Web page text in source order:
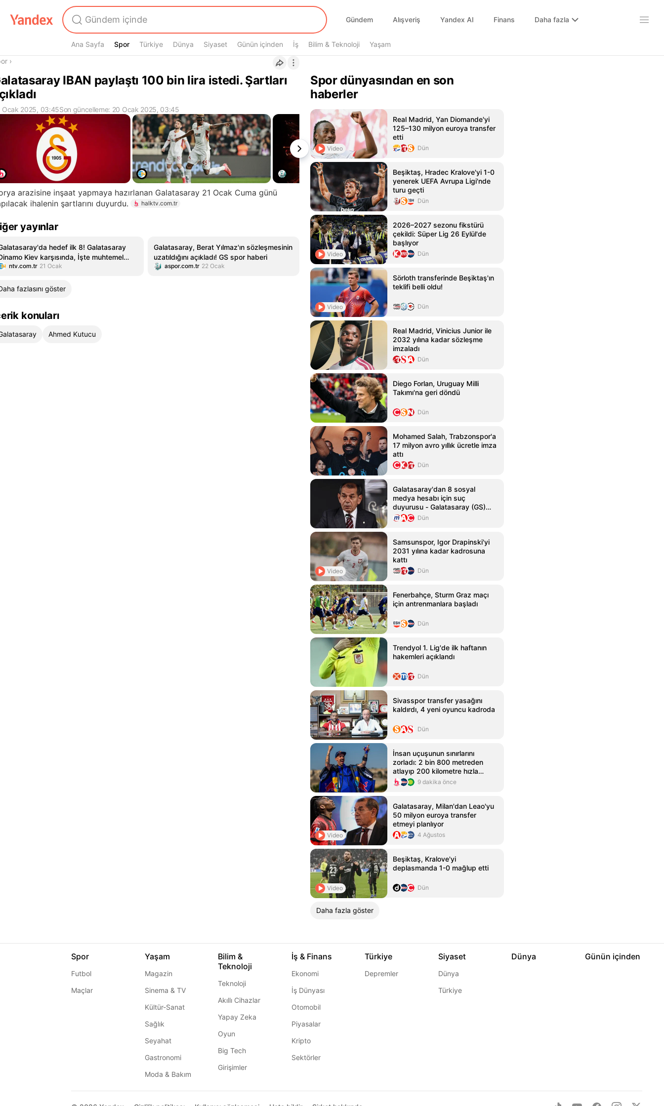
Gündem Alışveriş Yandex AI Finans Daha fazla
Ana Sayfa Spor
Spor Türkiye Dünya Siyaset Günün içinden İş Bilim & Teknoloji Yaşam
›
IBAN paylaştı 100 bin lira istedi. Şartları
Ocak 2025, 03:45Son güncelleme: 20 Ocak 2025, 03:45
arazisine inşaat yapmaya hazırlanan Galatasaray 21 Ocak Cuma günü
ihalenin şartlarını duyurdu.
halktv.com.tr
yayınlar
hedef ilk 8! Galatasaray
Kiev karşısında, İşte muhtemel
ntv.com.tr 21 Ocak
Galatasaray, Berat Yılmaz'ın sözleşmesinin
uzatıldığını açıkladı! GS spor haberi
aspor.com.tr 22 Ocak
fazlasını göster
konuları
Ahmed Kutucu
Spor dünyasından en son
haberler
Video
Real Madrid, Yan Diomande'yi
125–130 milyon euroya transfer
etti
Dün
Beşiktaş, Hradec Kralove'yi 1-0
yenerek UEFA Avrupa Ligi'nde
turu geçti
Dün
Video
2026–2027 sezonu fikstürü
çekildi: Süper Lig 26 Eylül'de
başlıyor
Dün
Video
Sörloth transferinde Beşiktaş'ın
teklifi belli oldu!
Dün
Real Madrid, Vinicius Junior ile
2032 yılına kadar sözleşme
imzaladı
Dün
Diego Forlan, Uruguay Milli
Takımı'na geri döndü
Dün
Mohamed Salah, Trabzonspor'a
17 milyon avro yıllık ücretle imza
attı
Dün
Galatasaray'dan 8 sosyal
medya hesabı için suç
duyurusu - Galatasaray (GS)
HaberleriDün
Video
Samsunspor, Igor Drapinski'yi
2031 yılına kadar kadrosuna
kattı
Dün
Fenerbahçe, Sturm Graz maçı
için antrenmanlara başladı
Dün
Trendyol 1. Lig'de ilk haftanın
hakemleri açıklandı
Dün
Sivasspor transfer yasağını
kaldırdı, 4 yeni oyuncu kadroda
Dün
İnsan uçuşunun sınırlarını
zorladı: 2 bin 800 metreden
atlayıp 200 kilometre hızla
slalom yaptı9 dakika önce
Video
Galatasaray, Milan'dan Leao'yu
50 milyon euroya transfer
etmeyi planlıyor
4 Ağustos
Video
Beşiktaş, Kralove'yi
deplasmanda 1-0 mağlup etti
Dün
Daha fazla göster
Spor
Futbol
Maçlar
Yaşam
Magazin
Sinema & TV
Kültür-Sanat
Sağlık
Seyahat
Gastronomi
Moda & Bakım
Bilim &
Teknoloji
Teknoloji
Akıllı Cihazlar
Yapay Zeka
Oyun
Big Tech
Girişimler
İş & Finans
Ekonomi
İş Dünyası
Otomobil
Piyasalar
Kripto
Sektörler
Türkiye
Depremler
Siyaset
Dünya
Türkiye
Dünya Günün içinden